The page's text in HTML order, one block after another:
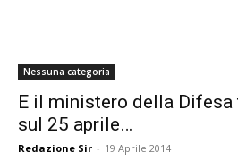
Nessuna categoria
E il ministero della
sul 25 aprile…
Redazione Sir - 19 Aprile 2014